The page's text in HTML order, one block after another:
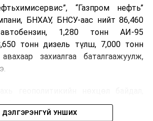
“Газпром нефть”
БНХАУ, БНСУ-аас нийт 86,460
1,280 тонн АИ-95
тонн дизель түлш, 7,000 тонн
захиалгаа баталгаажуулж,
шалтгаалсан газрын тосны
зах зээлд буураагүй байна.
ДЭЛГЭРЭНГҮЙ УНШИХ